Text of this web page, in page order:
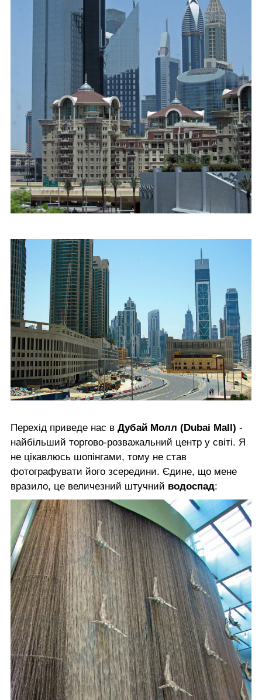
Перехід приведе нас в Дубай Молл (Dubai Mall) -
найбільший торгово-розважальний центр у світі. Я
не цікавлюсь шопінгами, тому не став
фотографувати його зсередини. Єдине, що мене
вразило, це величезний штучний водоспад: